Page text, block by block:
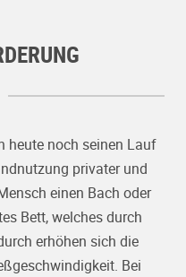
heute noch seinen Lauf
privater und
einen Bach oder
Bett, welches durch
erhöhen sich die
Bei